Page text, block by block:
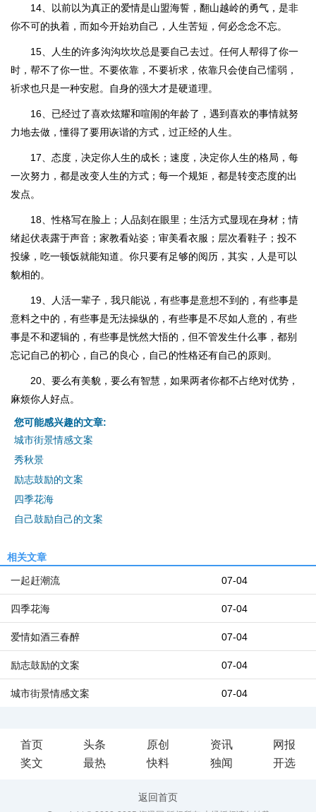
14、以前以为真正的爱情是山盟海誓，翻山越岭的勇气，是非
你不可的执着，而如今开始劝自己，人生苦短，何必念念不忘。
15、人生的许多沟沟坎坎总是要自己去过。任何人帮得了你一
时，帮不了你一世。不要依靠，不要祈求，依靠只会使自己懦弱，
祈求也只是一种安慰。自身的强大才是硬道理。
16、已经过了喜欢炫耀和喧闹的年龄了，遇到喜欢的事情就努
力地去做，懂得了要用诙谐的方式，过正经的人生。
17、态度，决定你人生的成长；速度，决定你人生的格局，每
一次努力，都是改变人生的方式；每一个规矩，都是转变态度的出
发点。
18、性格写在脸上；人品刻在眼里；生活方式显现在身材；情
绪起伏表露于声音；家教看站姿；审美看衣服；层次看鞋子；投不
投缘，吃一顿饭就能知道。你只要有足够的阅历，其实，人是可以
貌相的。
19、人活一辈子，我只能说，有些事是意想不到的，有些事是
意料之中的，有些事是无法操纵的，有些事是不尽如人意的，有些
事是不和逻辑的，有些事是恍然大悟的，但不管发生什么事，都别
忘记自己的初心，自己的良心，自己的性格还有自己的原则。
20、要么有美貌，要么有智慧，如果两者你都不占绝对优势，
麻烦你人好点。
您可能感兴趣的文章:
城市街景情感文案
秀秋景
励志鼓励的文案
四季花海
自己鼓励自己的文案
相关文章
07-04
一起赶潮流
07-04
四季花海
07-04
爱情如酒三春醉
07-04
励志鼓励的文案
07-04
城市街景情感文案
首页 头条 原创 资讯
网报
奖文
最热 快料 独闻 开选
返回首页